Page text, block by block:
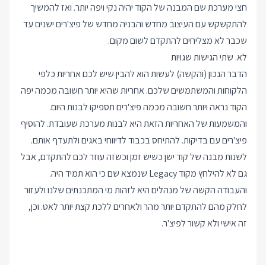
חצי מערכת שם המבנה של הקוד יהיה נקי ויפה יותר. ואז להמשיך
להתקשקש עם העיצוב מחדש והבניה מחדש של פיצ'רים ישנים עד
שכבר לא מצליחים להתקדם לשום מקום.
לא. שתי הגישות שגויות
הדבר הנכון (והקשה) לעשות הוא להבין שיש לכם אחריות כלפי
הלקוחות והמשתמשים שלכם. אחריות שהיא יותר חשובה מכמה יפה
הקוד נראה ויותר חשובה מכמה פיצ'רים תספיקו לבנות היום.
והמשמעות של האחריות הזאת היא לבנות מערכת שעובדת. להוסיף
פיצ'רים עם בדיקות. להתיחס בכבוד לדיווחי באגים ולתעדף אותם.
לשנות מבנה של קוד ישן כשיש זמן וכשזה עוזר לכם להתקדם, אבל
גם לא להילחץ מקוד Legacy שנמצא שם כי הוא תמיד היה.
והעבודה הקשה של מנהלים היא לזהות מי המתכנתים שלנו ולעזור
לחלק מהם להתקדם יותר מהר ולאחרים ללכת קצת יותר לאט. וכן,
זה אישי ולא קשור לפיצ'ר.